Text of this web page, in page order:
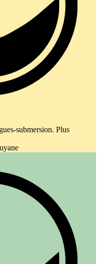
submersion. Plus